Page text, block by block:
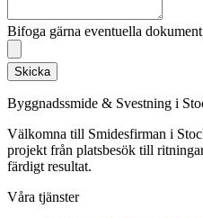
Bifoga gärna eventuella
Skicka
Byggnadssmide & Svestning i
Välkomna till Smidesfirman i
projekt från platsbesök till
färdigt resultat.
Våra tjänster